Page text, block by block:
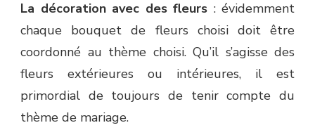
La décoration avec des fleurs : évidemment
chaque bouquet de fleurs choisi doit être
coordonné au thème choisi. Qu’il s’agisse des
fleurs extérieures ou intérieures, il est
primordial de toujours de tenir compte du
thème de mariage.